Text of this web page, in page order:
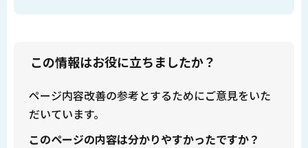
この情報はお役に立ちましたか？
ページ内容改善の参考とするためにご意見をいた
だいています。
このページの内容は分かりやすかったですか？